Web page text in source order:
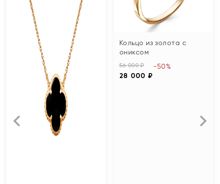
Кольцо из золота с
ониксом
56 000 ₽
28 000 ₽
-50%